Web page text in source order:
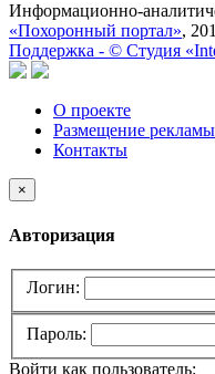
Информационно-
«Похоронный портал»,
Поддержка - © Cтудия
О проекте
Размещение рекламы
Контакты
×
Авторизация
Логин:
Пароль:
Войти как пользователь: